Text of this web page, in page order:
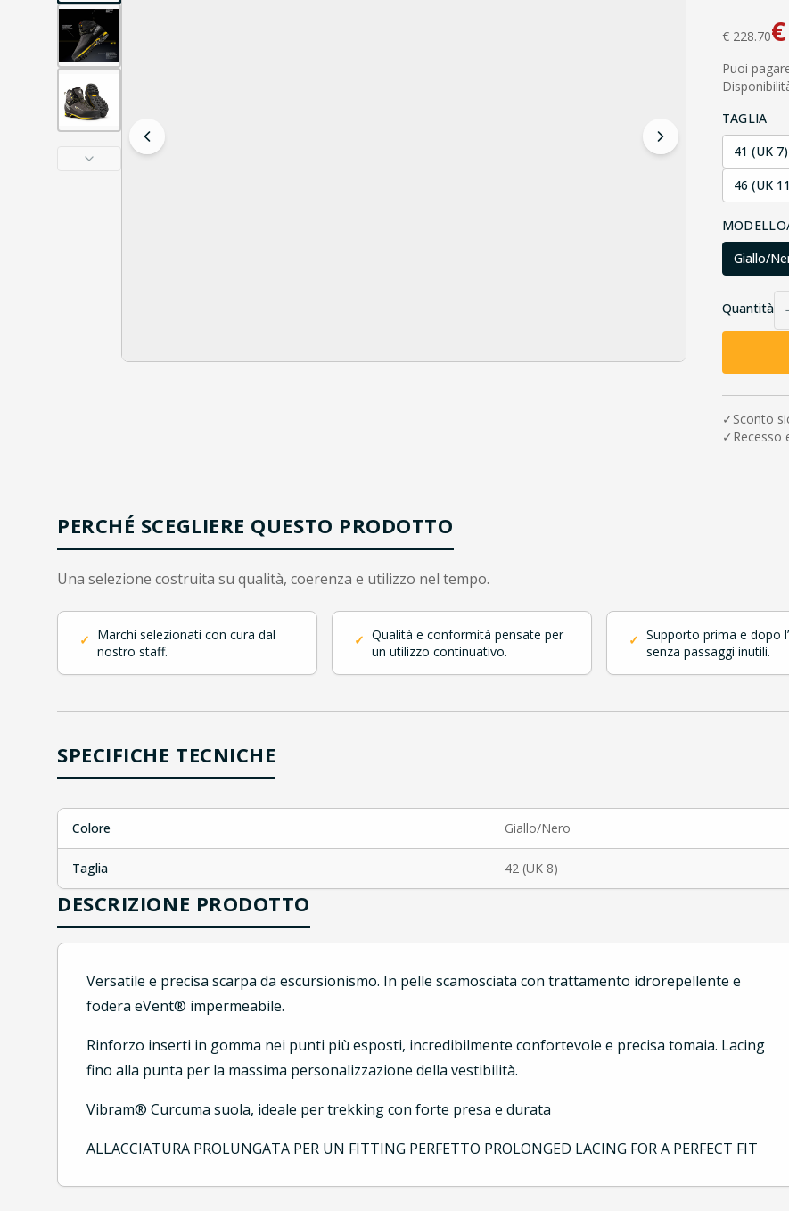
€228.70€
Puoi
TAGLIA
41 (UK 7)
46 (UK
Giallo/
Quantità
✓ Sconto
✓
PERCHÉ SCEGLIERE QUESTO PRODOTTO
Una selezione costruita su qualità, coerenza e utilizzo nel tempo.
✓ Marchi selezionati con cura dal
nostro staff.
✓ Qualità e conformità pensate per
un utilizzo continuativo.
✓ Supporto prima e dopo
senza passaggi inutili.
SPECIFICHE TECNICHE
Colore Giallo/Nero
Taglia 42 (UK 8)
DESCRIZIONE PRODOTTO
Versatile e precisa scarpa da escursionismo. In pelle scamosciata con trattamento idrorepellente e
fodera eVent® impermeabile.
Rinforzo inserti in gomma nei punti più esposti, incredibilmente confortevole e precisa tomaia. Lacing
fino alla punta per la massima personalizzazione della vestibilità.
Vibram® Curcuma suola, ideale per trekking con forte presa e durata
ALLACCIATURA PROLUNGATA PER UN FITTING PERFETTO PROLONGED LACING FOR A PERFECT FIT